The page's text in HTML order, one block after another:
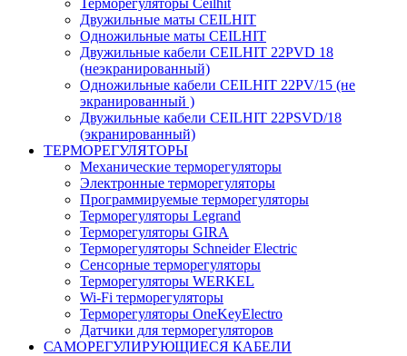
Терморегуляторы Ceilhit
Двужильные маты CEILHIT
Одножильные маты CEILHIT
Двужильные кабели CEILHIT 22PVD 18
(неэкранированный)
Одножильные кабели CEILHIT 22PV/15 (не
экранированный )
Двужильные кабели CEILHIT 22PSVD/18
(экранированный)
ТЕРМОРЕГУЛЯТОРЫ
Механические терморегуляторы
Электронные терморегуляторы
Программируемые терморегуляторы
Терморегуляторы Legrand
Терморегуляторы GIRA
Терморегуляторы Schneider Electric
Сенсорные терморегуляторы
Терморегуляторы WERKEL
Wi-Fi терморегуляторы
Терморегуляторы OneKeyElectro
Датчики для терморегуляторов
САМОРЕГУЛИРУЮЩИЕСЯ КАБЕЛИ